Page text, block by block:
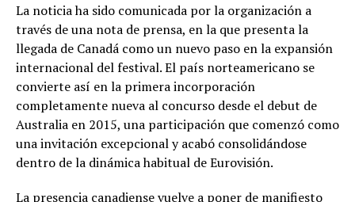
La noticia ha sido comunicada por la organización a
través de una nota de prensa, en la que presenta la
llegada de Canadá como un nuevo paso en la expansión
internacional del festival. El país norteamericano se
convierte así en la primera incorporación
completamente nueva al concurso desde el debut de
Australia en 2015, una participación que comenzó como
una invitación excepcional y acabó consolidándose
dentro de la dinámica habitual de Eurovisión.
La presencia canadiense vuelve a poner de manifiesto